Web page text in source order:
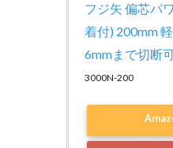
フジ矢 偏芯パ
着付) 200mm
6mmまで切断
3000N-200